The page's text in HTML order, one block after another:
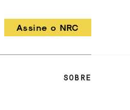
Assine o NRC
SOBRE